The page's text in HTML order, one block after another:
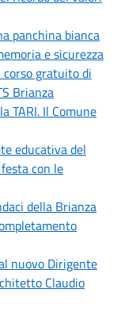
panchina bianca
e sicurezza
gratuito di
Brianza
TARI. Il Comune
educativa del
con le
della Brianza
nuovo Dirigente
Claudio